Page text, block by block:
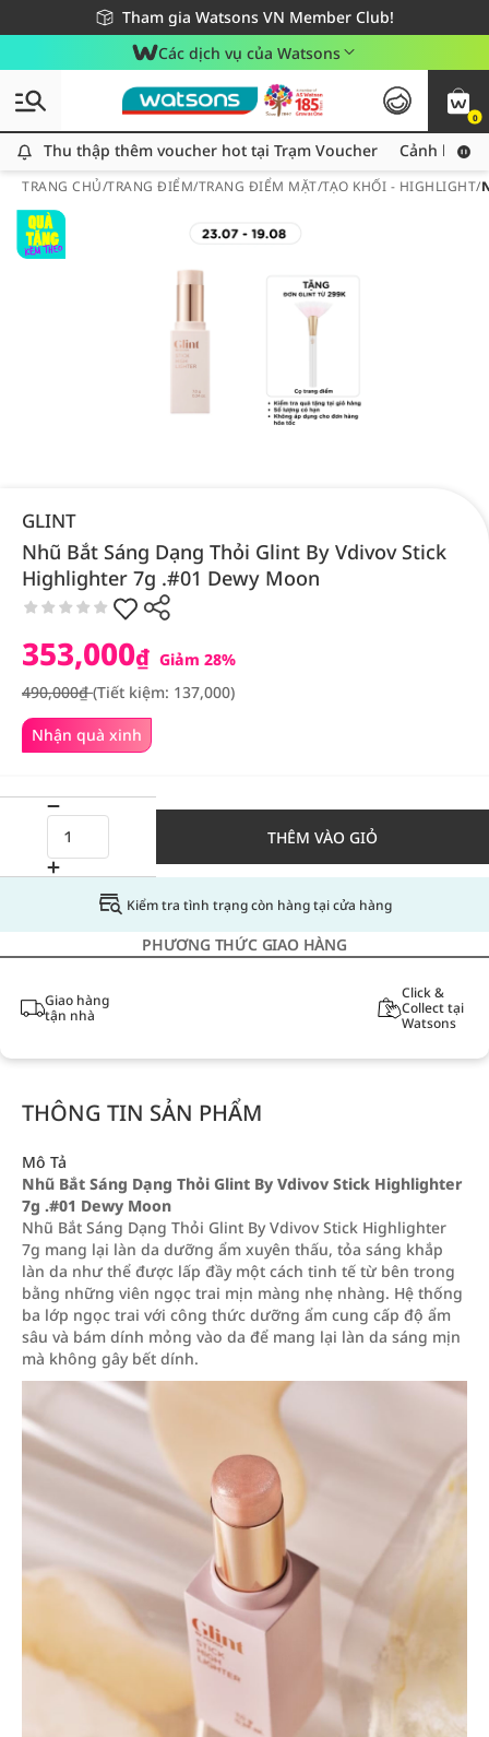
Tham gia Watsons VN Member Club!
Miễn phí giao hàng cho đơn hàng từ 249,000Đ
Giao hàng nhanh 24h - Áp dụng khu vực TP. Hồ Chí Minh
Các dịch vụ của Watsons
0
Thu thập thêm voucher hot tại Trạm Voucher
Thu thập thêm voucher hot tại Trạm Voucher Cảnh báo
TRANG CHỦ/TRANG ĐIỂM/TRANG ĐIỂM MẶT/TẠO KHỐI - HIGHLIGHT/
GLINT
Nhũ Bắt Sáng Dạng Thỏi Glint By Vdivov Stick
Highlighter 7g .#01 Dewy Moon
Nhận quà xinh
353,000₫ Giảm 28%
490,000₫(Tiết kiệm: 137,000)
THÊM VÀO GIỎ
Kiểm tra tình trạng còn hàng tại cửa hàng
PHƯƠNG THỨC GIAO HÀNG
Giao hàng
tận nhà
Click &
Collect tại
Watsons
THÔNG TIN SẢN PHẨM
Mô Tả
Nhũ Bắt Sáng Dạng Thỏi Glint By Vdivov Stick Highlighter
7g .#01 Dewy Moon
Nhũ Bắt Sáng Dạng Thỏi Glint By Vdivov Stick Highlighter
7g mang lại làn da dưỡng ẩm xuyên thấu, tỏa sáng khắp
làn da như thể được lấp đầy một cách tinh tế từ bên trong
bằng những viên ngọc trai mịn màng nhẹ nhàng. Hệ thống
ba lớp ngọc trai với công thức dưỡng ẩm cung cấp độ ẩm
sâu và bám dính mỏng vào da để mang lại làn da sáng mịn
mà không gây bết dính.